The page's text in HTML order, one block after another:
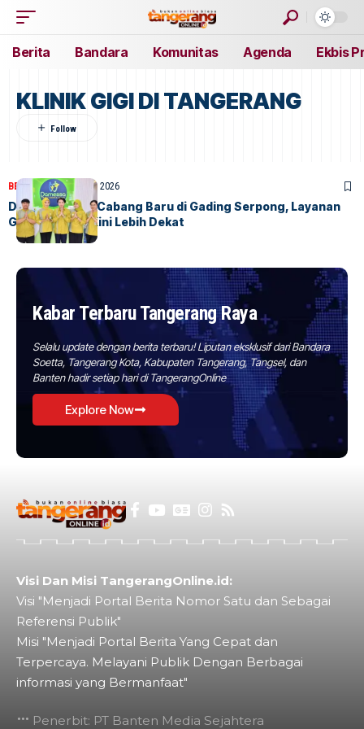
Berita Bandara Komunitas Agenda Ekbis
KLINIK GIGI DI TANGERANG
BERITA HOME27 April, 2026
Damessa Buka Cabang Baru di Gading Serpong, Layanan
Gigi Keluarga Kini Lebih Dekat
Kabar Terbaru Tangerang Raya
Selalu update dengan berita terbaru! Liputan eksklusif dari Bandara
Soetta, Tangerang Kota, Kabupaten Tangerang, Tangsel, dan
Banten hadir setiap hari di TangerangOnline
Explore Now
Visi Dan Misi TangerangOnline.id:
Visi "Menjadi Portal Berita Nomor Satu dan Sebagai
Referensi Publik"
Misi "Menjadi Portal Berita Yang Cepat dan
Terpercaya. Melayani Publik Dengan Berbagai
informasi yang Bermanfaat"
Penerbit: PT Banten Media Sejahtera